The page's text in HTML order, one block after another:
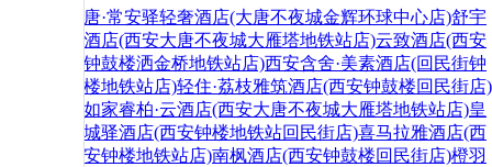
唐·常安驿轻奢酒店(大唐不夜城金辉环球中心店)舒宇
酒店(西安大唐不夜城大雁塔地铁站店)云致酒店(西安
钟鼓楼洒金桥地铁站店)西安含舍·美素酒店(回民街钟
楼地铁站店)轻住·荔枝雅筑酒店(西安钟鼓楼回民街店)
如家睿柏·云酒店(西安大唐不夜城大雁塔地铁站店)皇
城驿酒店(西安钟楼地铁站回民街店)喜马拉雅酒店(西
安钟楼地铁站店)南枫酒店(西安钟鼓楼回民街店)橙羽